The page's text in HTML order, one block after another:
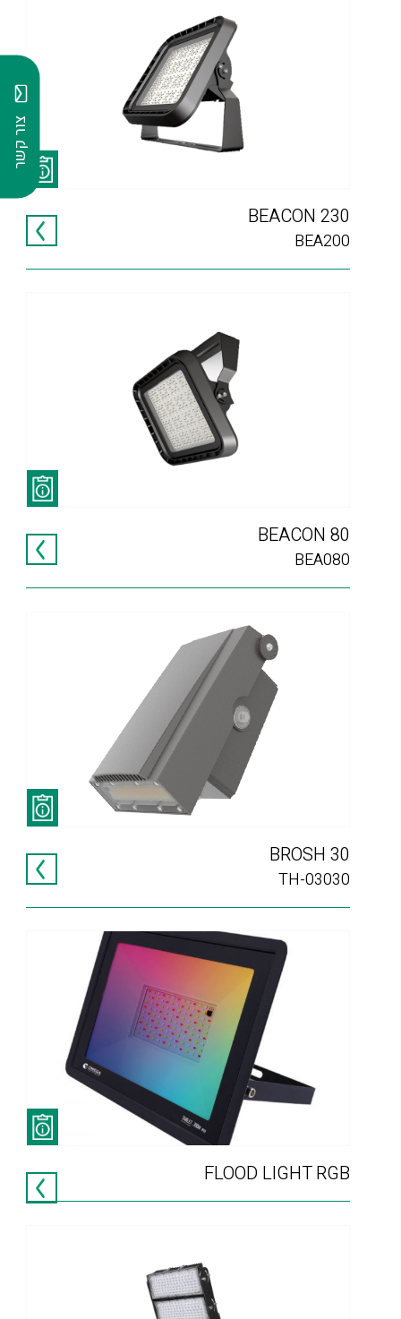
צור קשר
BEACON 230
BEA200
BEACON 80
BEA080
BROSH 30
TH-03030
FLOOD LIGHT RGB